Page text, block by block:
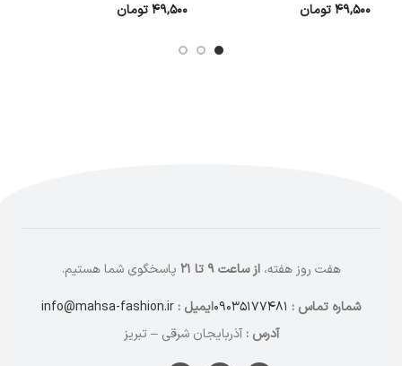
۴۹,۵۰۰تومان ۴۹,۵۰۰تومان
هفت روز هفته،از ساعت ۹ تا ۲۱
پاسخگوی شما هستیم.
شماره تماس : ۰۹۰۳۵۱۷۷۴۸۱ایمیل : info@mahsa-fashion.ir
آدرس : آذربایجان شرقی – تبریز